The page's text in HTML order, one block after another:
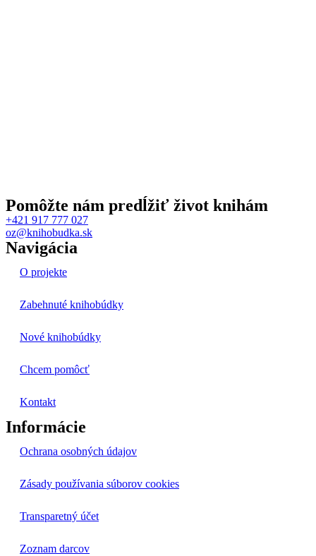
Pomôžte nám predĺžiť život knihám
+421 917 777 027
oz@knihobudka.sk
Navigácia
O projekte
Zabehnuté knihobúdky
Nové knihobúdky
Chcem pomôcť
Kontakt
Informácie
Ochrana osobných údajov
Zásady používania súborov cookies
Transparetný účet
Zoznam darcov